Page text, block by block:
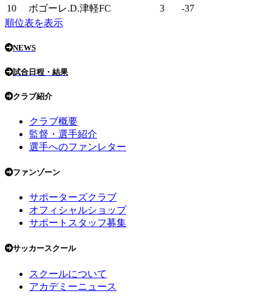
10
ボゴーレ.D.津軽FC 3
-37
順位表を表示
NEWS
試合日程・結果
クラブ紹介
クラブ概要
監督・選手紹介
選手へのファンレター
ファンゾーン
サポーターズクラブ
オフィシャルショップ
サポートスタッフ募集
サッカースクール
スクールについて
アカデミーニュース